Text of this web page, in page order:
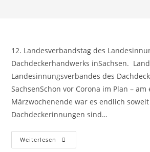
12. Landesverbandstag des
Dachdeckerhandwerks inSachsen.
Landesinnungsverbandes des
SachsenSchon vor Corona im Plan – am
Märzwochenende war es endlich
Dachdeckerinnungen sind…
Weiterlesen 12.
Landesverbandstag